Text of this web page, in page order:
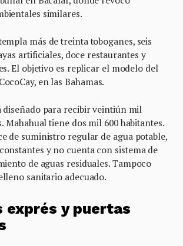
similares.
más de treinta toboganes, seis
artificiales, doce restaurantes y
El objetivo es replicar el modelo del
en las Bahamas.
diseñado para recibir veintiún mil
Mahahual tiene dos mil 600 habitantes.
de suministro regular de agua potable,
y no cuenta con sistema de
de aguas residuales. Tampoco
sanitario adecuado.
exprés y puertas